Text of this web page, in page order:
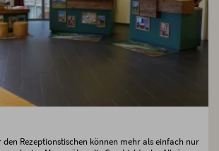
den Rezeptionstischen können mehr als einfach nur